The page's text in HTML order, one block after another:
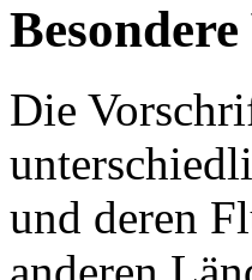
Die
und deren